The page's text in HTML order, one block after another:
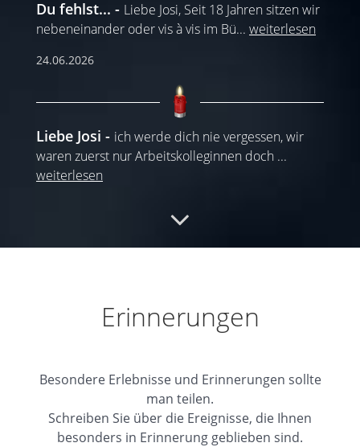
Du fehlst...
Liebe Josi, Seit 18 Jahren sitzen wir
nebeneinander oder vis à vis im Bü... weiterlesen
24.06.2026
Liebe Josi
ich werde dich nie vergessen, wir
waren zuerst nur Arbeitskolleginnen doch ...
weiterlesen
Platz in unserem Herzen
Josi, wir vermissen
Erinnerungen
Besondere Erlebnisse und Erinnerungen sollte
man teilen.
Schreiben Sie über die Ereignisse, die Ihnen
besonders in Erinnerung geblieben sind.